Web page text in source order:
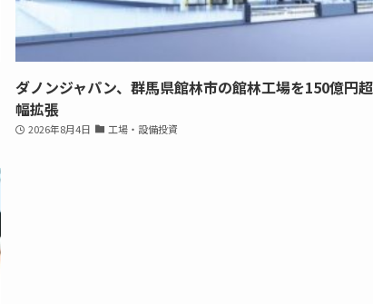
ダノンジャパン、群馬県館林市の館林工場を150億円
幅拡張
2026年8月4日 工場・設備投資